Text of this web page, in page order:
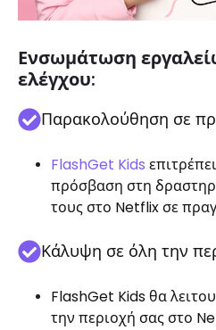
Ενσωμάτωση
ελέγχου:
Παρακολούθηση σε
FlashGet Kids
πρόσβαση στη
τους στο Netflix σε
Κάλυψη σε όλη την
FlashGet Kids θα
την περιοχή σας στο